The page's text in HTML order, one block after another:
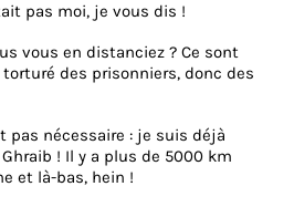
pas moi, je vous dis !
vous en distanciez ? Ce sont
des prisonniers, donc des
pas nécessaire : je suis déjà
! Il y a plus de 5000 km
et là-bas, hein !